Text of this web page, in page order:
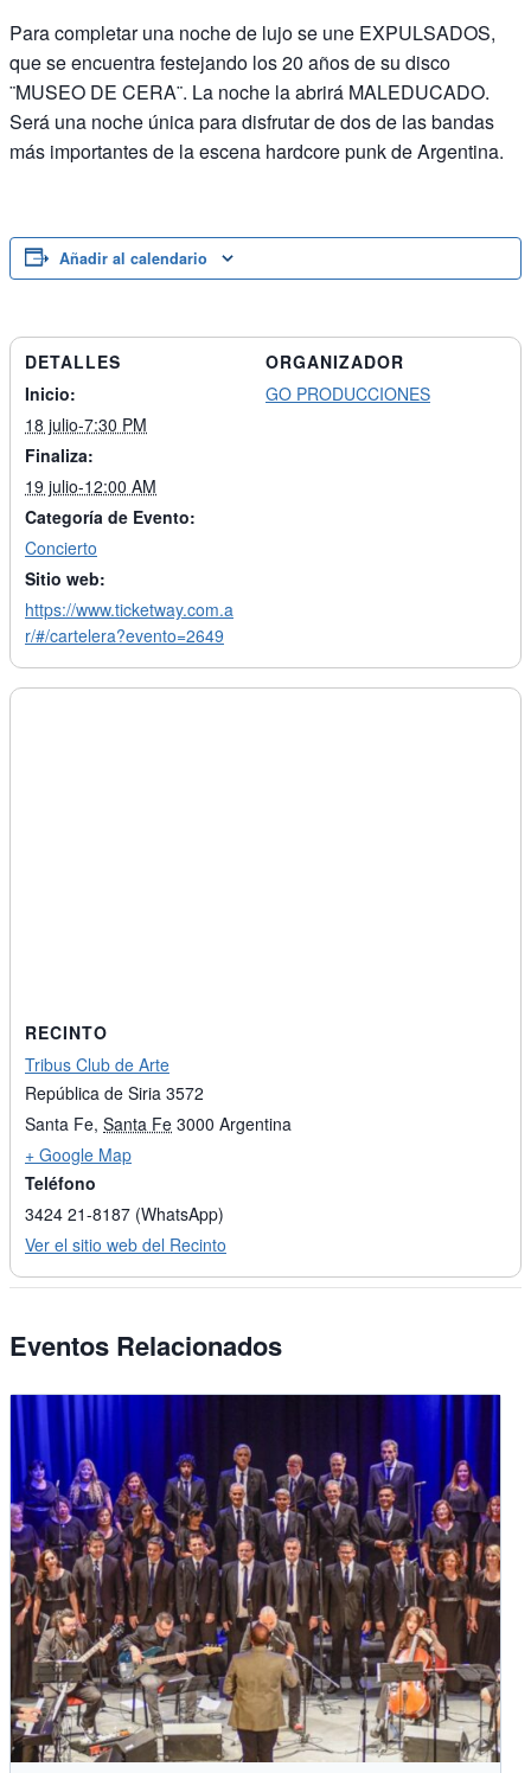
Para completar una noche de lujo se une EXPULSADOS,
que se encuentra festejando los 20 años de su disco
¨MUSEO DE CERA¨. La noche la abrirá MALEDUCADO.
Será una noche única para disfrutar de dos de las bandas
más importantes de la escena hardcore punk de Argentina.
Añadir al calendario
DETALLES
Inicio:
18 julio-7:30 PM
Finaliza:
19 julio-12:00 AM
Categoría de Evento:
Concierto
Sitio web:
https://www.ticketway.com.a
r/#/cartelera?evento=2649
ORGANIZADOR
GO PRODUCCIONES
RECINTO
Tribus Club de Arte
República de Siria 3572
Santa Fe, Santa Fe 3000 Argentina
+ Google Map
Teléfono
3424 21-8187 (WhatsApp)
Ver el sitio web del Recinto
Eventos Relacionados